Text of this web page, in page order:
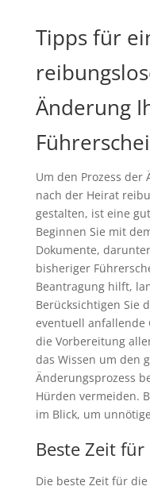
Tipps für
Änderung
Um den Prozess der
nach der Heirat
gestalten, ist eine
Beginnen Sie mit
Dokumente,
bisheriger
Beantragung hilft,
Berücksichtigen Sie
eventuell anfallende
die Vorbereitung
das Wissen um den
Änderungsprozess
Hürden vermeiden.
im Blick, um
Beste Zeit
Die beste Zeit für